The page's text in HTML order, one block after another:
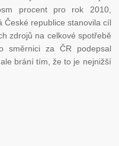
procent pro rok 2010,
České republice stanovila cíl
zdrojů na celkové spotřebě
směrnici za ČR podepsal
brání tím, že to je nejnižší